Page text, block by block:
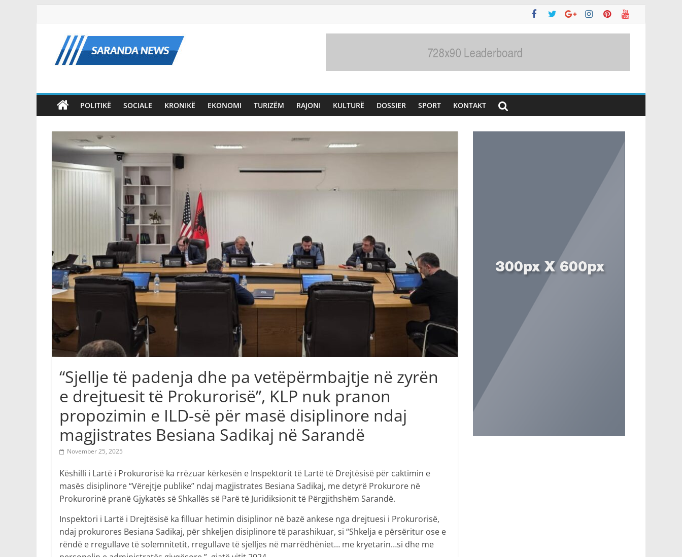
Saranda
News
Lajmet
Informacionet
më
të
Fundit
POLITIKË SOCIALE KRONIKË EKONOMI TURIZËM RAJONI KULTURË DOSSIER SPORT KONTAKT
“Sjellje të padenja dhe pa vetëpërmbajtje në zyrën
e drejtuesit të Prokurorisë”, KLP nuk pranon
propozimin e ILD-së për masë disiplinore ndaj
magjistrates Besiana Sadikaj në Sarandë
November 25, 2025
Këshilli i Lartë i Prokurorisë ka rrëzuar kërkesën e Inspektorit të Lartë të Drejtësisë për caktimin e
masës disiplinore “Vërejtje publike” ndaj magjistrates Besiana Sadikaj, me detyrë Prokurore në
Prokurorinë pranë Gjykatës së Shkallës së Parë të Juridiksionit të Përgjithshëm Sarandë.
Inspektori i Lartë i Drejtësisë ka filluar hetimin disiplinor në bazë ankese nga drejtuesi i Prokurorisë,
ndaj prokurores Besiana Sadikaj, për shkeljen disiplinore të parashikuar, si “Shkelja e përsëritur ose e
rëndë e rregullave të solemnitetit, rregullave të sjelljes në marrëdhëniet… me kryetarin…si dhe me